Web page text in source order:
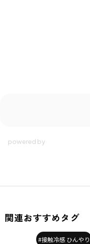
関連おすすめタグ
#接触冷感 ひんやり